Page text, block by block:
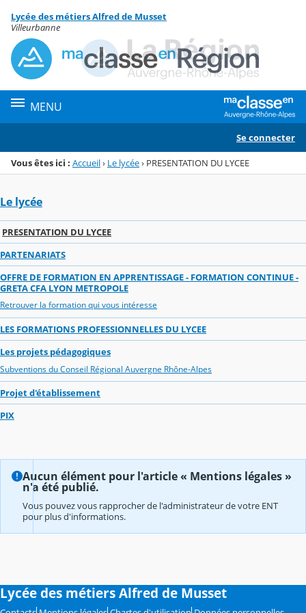
Menu de la rubrique
Contenu
Lycée des métiers Alfred de Musset
Villeurbanne
MENU
Se connecter
Vous êtes ici : Accueil› Le lycée› PRESENTATION DU LYCEE
Le lycée
PRESENTATION DU LYCEE
PARTENARIATS
OFFRE DE FORMATION EN APPRENTISSAGE - FORMATION CONTINUE -
GRETA CFA LYON METROPOLE
Retrouver la formation qui vous intéresse
LES FORMATIONS PROFESSIONNELLES DU LYCEE
Les projets pédagogiques
Subventions du Conseil Régional Auvergne Rhône-Alpes
Projet d'établissement
PIX
Aucun élément pour l'article « Mentions légales »
n'a été publié.
Vous pouvez vous rapprocher de l'administrateur de votre ENT
pour plus d'informations.
Lycée des métiers Alfred de Musset